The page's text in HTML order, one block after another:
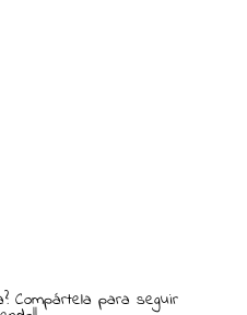
Compártela para seguir